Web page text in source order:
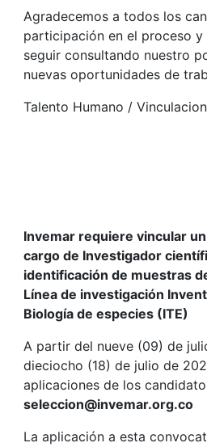
Agradecemos a todos los
participación en el proceso y
seguir consultando nuestro
nuevas oportunidades de
Talento Humano /
Invemar requiere vincular
cargo de Investigador
identificación de muestras
Línea de investigación
Biología de especies (ITE)
A partir del nueve (09) de
dieciocho (18) de julio de
aplicaciones de los
seleccion@invemar.org.co
La aplicación a esta